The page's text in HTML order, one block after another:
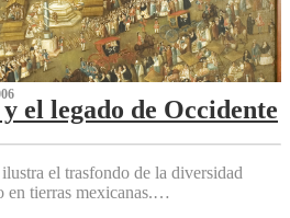
el legado de Occidente
el trasfondo de la diversidad
en tierras mexicanas.…